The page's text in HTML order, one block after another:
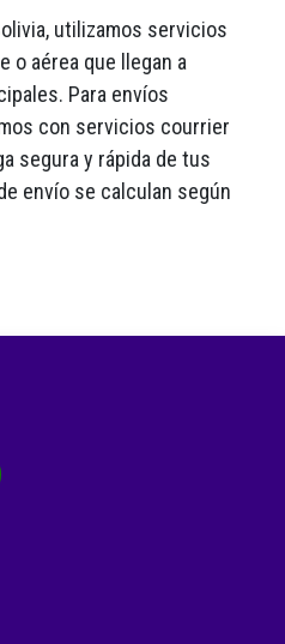
utilizamos servicios
o aérea que llegan a
Para envíos
con servicios courrier
segura y rápida de tus
envío se calculan según